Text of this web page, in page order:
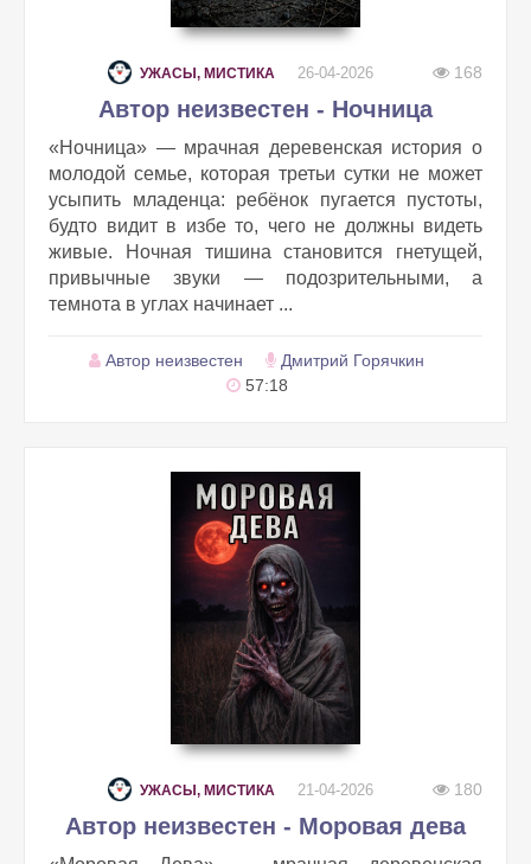
УЖАСЫ, МИСТИКА 26-04-2026 168
Автор неизвестен - Ночница
«Ночница» — мрачная деревенская история о
молодой семье, которая третьи сутки не может
усыпить младенца: ребёнок пугается пустоты,
будто видит в избе то, чего не должны видеть
живые. Ночная тишина становится гнетущей,
привычные звуки — подозрительными, а
темнота в углах начинает ...
Автор неизвестен
Дмитрий Горячкин
57:18
УЖАСЫ, МИСТИКА 21-04-2026 180
Автор неизвестен - Моровая дева